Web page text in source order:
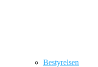
Bestyrelsen